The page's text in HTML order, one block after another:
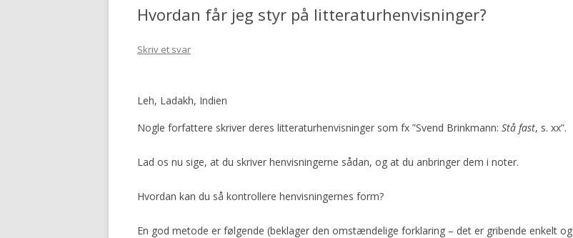
Hvordan får jeg styr på litteraturhenvisninger?
Skriv et svar
Leh, Ladakh, Indien
Nogle forfattere skriver deres litteraturhenvisninger som fx ”Svend Brinkmann: Stå fast, s. xx”.
Lad os nu sige, at du skriver henvisningerne sådan, og at du anbringer dem i noter.
Hvordan kan du så kontrollere henvisningernes form?
En god metode er følgende (beklager den omstændelige forklaring – det er gribende enkelt og